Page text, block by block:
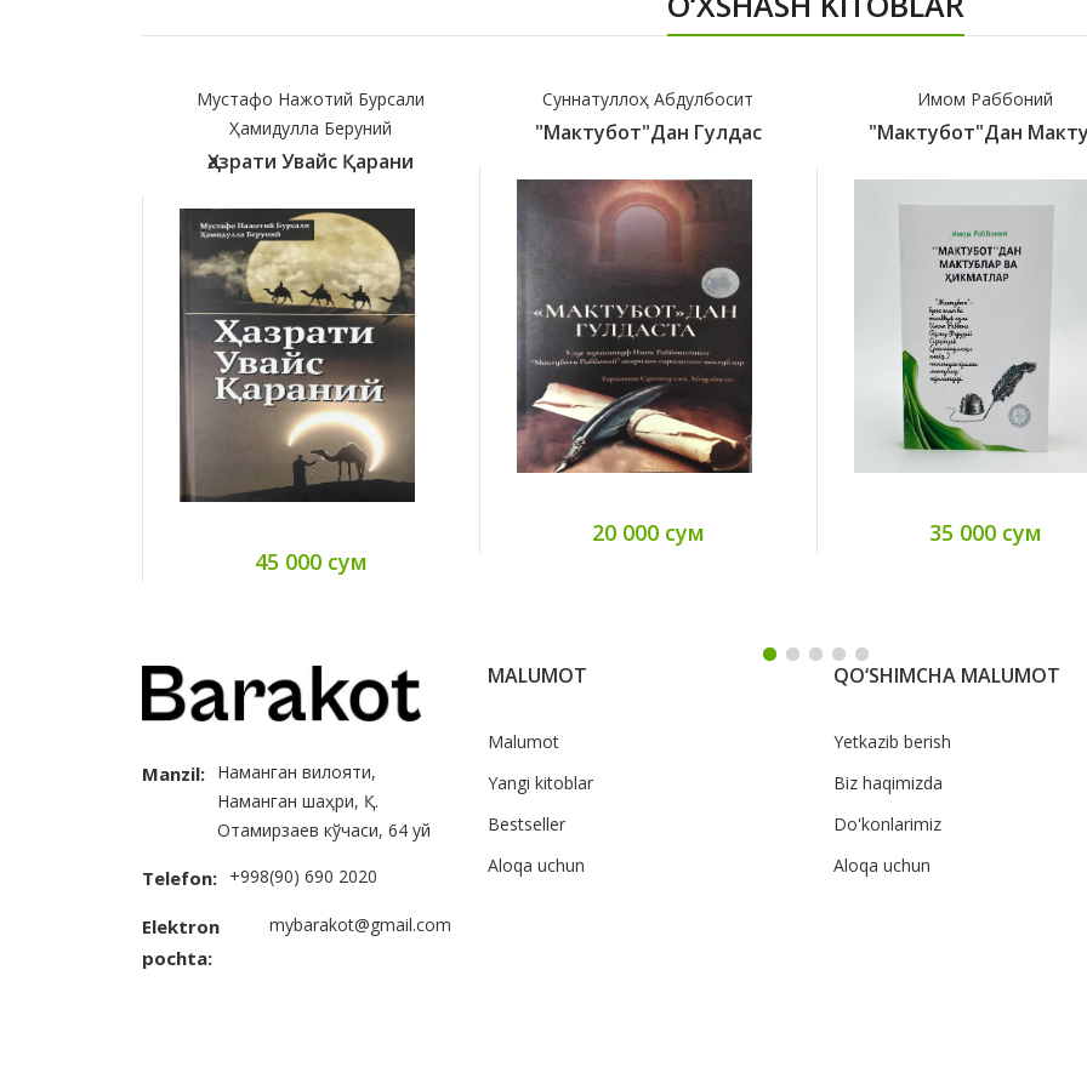
Мустафо Нажотий Бурсали
Ҳамидулла Беруний
Ҳазрати Увайс Қарани
45 000 сум
Суннатуллоҳ Абдулбосит
"Мактубот"дан Гулдас
20 000 сум
Имом Раббоний
"Мактубот"дан
35 000 сум
Manzil: Наманган вилояти,
Наманган шаҳри, Қ.
Отамирзаев кўчаси, 64 уй
Telefon: +998(90) 690 2020
Elektron
pochta:
mybarakot@gmail.com
MALUMOT
Malumot
Yangi kitoblar
Bestseller
Aloqa uchun
QO‘SHIMCHA MALUMOT
Yetkazib berish
Biz haqimizda
Do'konlarimiz
Aloqa uchun